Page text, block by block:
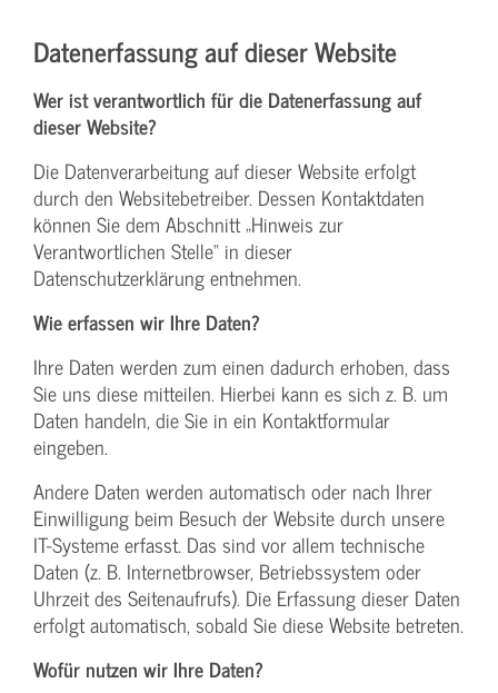
Datenerfassung auf dieser Website
Wer ist verantwortlich für die Datenerfassung auf
dieser Website?
Die Datenverarbeitung auf dieser Website erfolgt
durch den Websitebetreiber. Dessen Kontaktdaten
können Sie dem Abschnitt „Hinweis zur
Verantwortlichen Stelle“ in dieser
Datenschutzerklärung entnehmen.
Wie erfassen wir Ihre Daten?
Ihre Daten werden zum einen dadurch erhoben, dass
Sie uns diese mitteilen. Hierbei kann es sich z. B. um
Daten handeln, die Sie in ein Kontaktformular
eingeben.
Andere Daten werden automatisch oder nach Ihrer
Einwilligung beim Besuch der Website durch unsere
IT-Systeme erfasst. Das sind vor allem technische
Daten (z. B. Internetbrowser, Betriebssystem oder
Uhrzeit des Seitenaufrufs). Die Erfassung dieser Daten
erfolgt automatisch, sobald Sie diese Website betreten.
Wofür nutzen wir Ihre Daten?